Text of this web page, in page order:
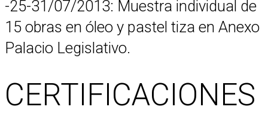
-25-31/07/2013: Muestra individual de
15 obras en óleo y pastel tiza en Anexo
Palacio Legislativo.
CERTIFICACIONES